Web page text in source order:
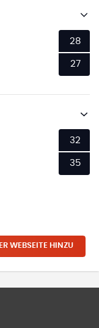
28
27
32
35
WEBSEITE HINZU